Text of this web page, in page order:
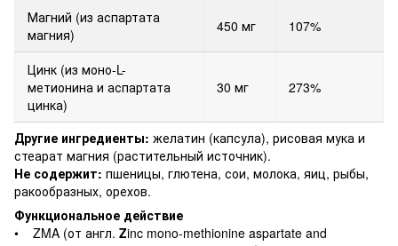
Магний (из аспартата
магния)
450 мг 107%
Цинк (из моно-L-
метионина и аспартата
цинка)
30 мг 273%
Другие ингредиенты: желатин (капсула), рисовая мука и
стеарат магния (растительный источник).
Не содержит: пшеницы, глютена, сои, молока, яиц, рыбы,
ракообразных, орехов.
Функциональное действие
• ZMA (от англ. Zinc mono-methionine aspartate and